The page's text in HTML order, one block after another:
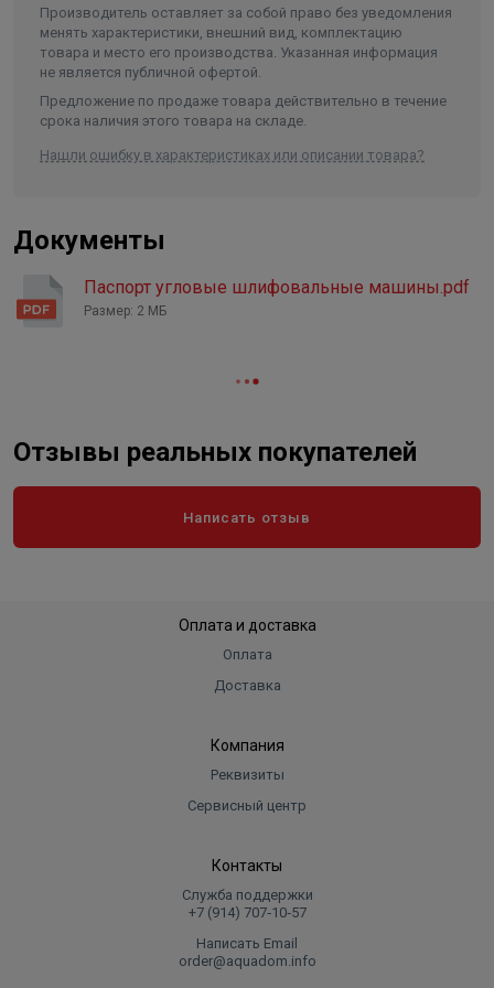
шлифовальных головок и пр.). Крепление
производится путем закручивания прижимной гайки.
Конструкция УШМ предусматривает наличие
технических отверстий в корпусе для вентиляции
двигателя, а также рукоятки Компакт, которую можно
фиксировать в 2 позициях для удобства работы в
электродвигателя.
Легкая, компактная, функциональная модель Ресанта
УШМ-115/800 станет незаменимым помощником при
Комплектация:
Угловая шлифовальная машина - 1 шт;
Боковая рукоятка - 1 шт;
Руководство по эксплуатации.
Производитель оставляет за собой право без уведомления
менять характеристики, внешний вид, комплектацию
товара и место его производства. Указанная информация
не является публичной офертой.
Предложение по продаже товара действительно в течение
срока наличия этого товара на складе.
Нашли ошибку в характеристиках или описании товара?
Документы
Паспорт угловые шлифовальные машины.pdf
Размер: 2 МБ
Отзывы реальных покупателей
Написать отзыв
Оплата и доставка
Оплата
Доставка
Компания
Реквизиты
Сервисный центр
Контакты
Служба поддержки
+7 (914) 707‑10‑57
Написать Email
order@aquadom.info